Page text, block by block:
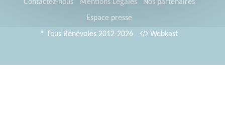
Contactez-nous
Mentions Légales
Nos partenaires
Espace presse
® Tous Bénévoles 2012-2026
Webkast